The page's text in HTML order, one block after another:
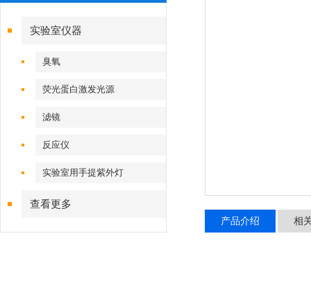
实验室仪器
臭氧
荧光蛋白激发光源
滤镜
反应仪
实验室用手提紫外灯
查看更多
产品介绍 相